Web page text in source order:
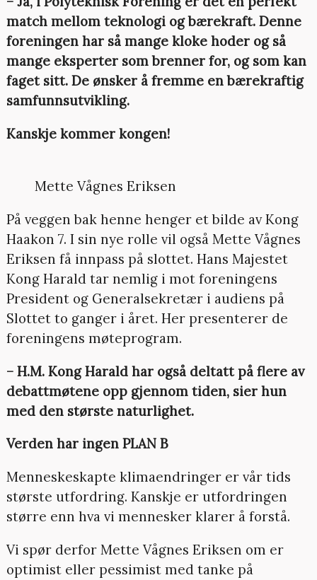
match mellom teknologi og bærekraft. Denne
foreningen har så mange kloke hoder og så
mange eksperter som brenner for, og som kan
faget sitt. De ønsker å fremme en bærekraftig
samfunnsutvikling.
Kanskje kommer kongen!
Mette Vågnes Eriksen
På veggen bak henne henger et bilde av Kong
Haakon 7. I sin nye rolle vil også Mette Vågnes
Eriksen få innpass på slottet. Hans Majestet
Kong Harald tar nemlig i mot foreningens
President og Generalsekretær i audiens på
Slottet to ganger i året. Her presenterer de
foreningens møteprogram.
– H.M. Kong Harald har også deltatt på flere av
debattmøtene opp gjennom tiden, sier hun
med den største naturlighet.
Verden har ingen PLAN B
Menneskeskapte klimaendringer er vår tids
største utfordring. Kanskje er utfordringen
større enn hva vi mennesker klarer å forstå.
Vi spør derfor Mette Vågnes Eriksen om er
optimist eller pessimist med tanke på